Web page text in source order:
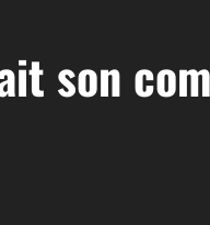
son